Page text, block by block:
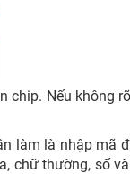
chip. Nếu không
làm là nhập mã
chữ thường, số